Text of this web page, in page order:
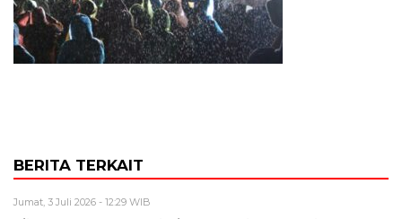
BERITA TERKAIT
Jumat, 3 Juli 2026 - 12:29 WIB